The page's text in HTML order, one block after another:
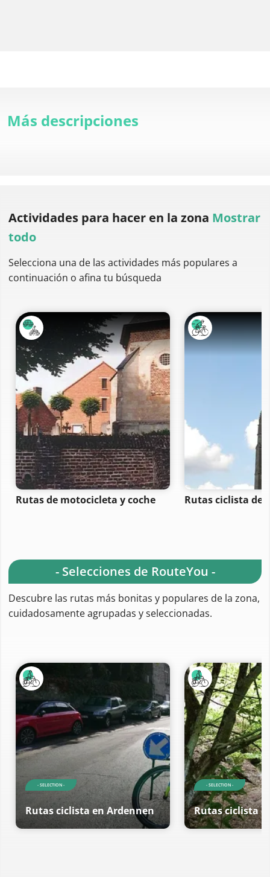
Más descripciones
Actividades para hacer en la zona Mostrar
todo
Selecciona una de las actividades más populares a
continuación o afina tu búsqueda
Rutas de motocicleta y coche Rutas ciclista de
- Selecciones de RouteYou -
Descubre las rutas más bonitas y populares de la zona,
cuidadosamente agrupadas y seleccionadas.
- SELECTION -
Rutas ciclista en Ardennen
- SELECTION -
Rutas ciclista